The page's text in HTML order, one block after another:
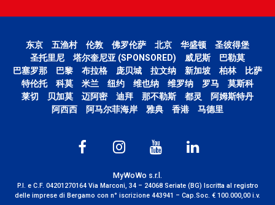
东京 五渔村 伦敦 佛罗伦萨 北京 华盛顿
圣彼得堡
圣托里尼
塔尔奎尼亚 (SPONSORED) 威尼斯
巴勒莫
巴塞罗那
巴黎 布拉格 庞贝城 拉文纳 新加坡 柏林
比萨
特伦托
科莫 米兰 纽约 维也纳 维罗纳 罗马
莫斯科
莱切
贝加莫 迈阿密 迪拜 那不勒斯 都灵
阿姆斯特丹
阿西西
阿马尔菲海岸 雅典 香港 马德里
MyWoWo s.r.l.
P.I. e C.F. 04201270164 Via Marconi, 34 – 24068 Seriate (BG) Iscritta al registro
delle imprese di Bergamo con n° iscrizione 443941 – Cap.Soc. € 100.000,00 i.v.